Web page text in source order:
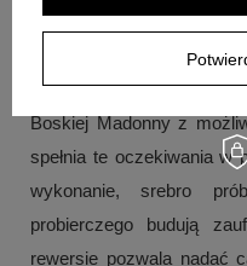
Mały przedmiot, wielkie
Jeżeli zależy Ci na
Boskiej Madonny z
spełnia te oczekiwania
wykonanie, srebro
probierczego budują
rewersie pozwala nadać